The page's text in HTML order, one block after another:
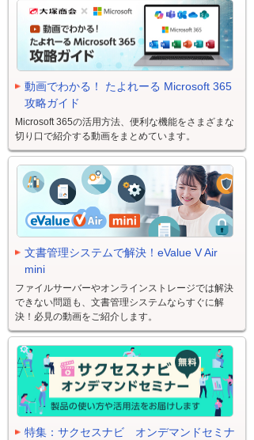
動画でわかる！ たよれーる Microsoft 365
攻略ガイド
Microsoft 365の活用方法、便利な機能をさまざまな
切り口で紹介する動画をまとめています。
文書管理システムで解決！eValue V Air
mini
ファイルサーバーやオンラインストレージでは解決
できない問題も、文書管理システムならすぐに解
決！必見の動画をご紹介します。
特集：サクセスナビ オンデマンドセミナ